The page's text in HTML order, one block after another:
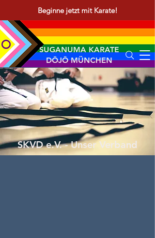
Beginne jetzt mit Karate!
SUGANUMA KARATE
DŌJŌ MÜNCHEN
SKVD e.V. - Unser Verband